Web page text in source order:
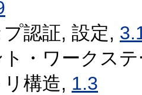
認証, 設定,
・ワークス
構造, 1.3